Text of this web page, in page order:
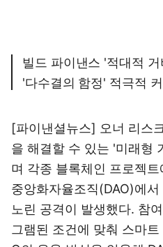
빌드 파이낸스 '적대적
'다수결의 함정' 적극적
[파이낸셜뉴스] 오너 리스
을 해결할 수 있는 '미래형
며 각종 블록체인 프로젝
중앙화자율조직(DAO)에
노린 공격이 발생했다. 참
그램된 조건에 맞춰 스마